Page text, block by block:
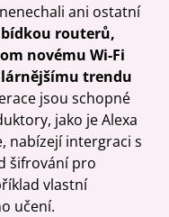
ani ostatní
routerů,
novému Wi-Fi
trendu
jsou schopné
jako je Alexa
nabízejí intergraci s
šifrování pro
vlastní
učení.